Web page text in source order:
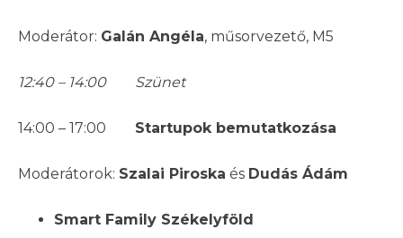
Moderátor: Galán Angéla, műsorvezető, M5
12:40 – 14:00 Szünet
14:00 – 17:00 Startupok bemutatkozása
Moderátorok: Szalai Piroska és Dudás Ádám
Smart Family Székelyföld